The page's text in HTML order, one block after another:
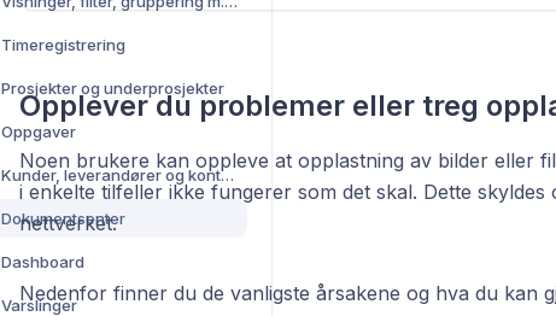
Timeregistrering
Prosjekter og underprosjekter
Oppgaver
Kunder, leverandører og kontakter
Dokumentsenter
Dashboard
Varslinger
Opplever du problemer eller treg
Noen brukere kan oppleve at opplastning av bilder eller
i enkelte tilfeller ikke fungerer som det skal. Dette
nettverket.
Nedenfor finner du de vanligste årsakene og hva du kan